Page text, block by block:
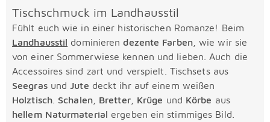
Tischschmuck im Landhausstil
Fühlt euch wie in einer historischen Romanze! Beim
Landhausstil dominierendezente Farben, wie wir sie
von einer Sommerwiese kennen und lieben. Auch die
Accessoires sind zart und verspielt. Tischsets aus
Seegras undJute deckt ihr auf einem weißen
Holztisch. Schalen, Bretter, Krüge und Körbe aus
hellem Naturmaterial ergeben ein stimmiges Bild.